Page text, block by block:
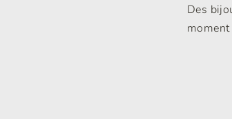
Des